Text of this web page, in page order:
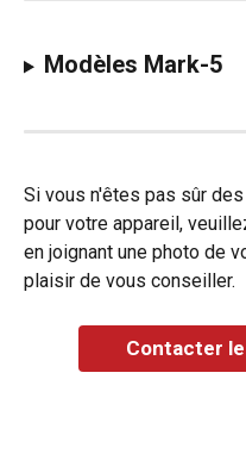
Modèles Mark-5
Si vous n'êtes pas sûr
pour votre appareil,
en joignant une photo de
plaisir de vous conseiller.
Contacter